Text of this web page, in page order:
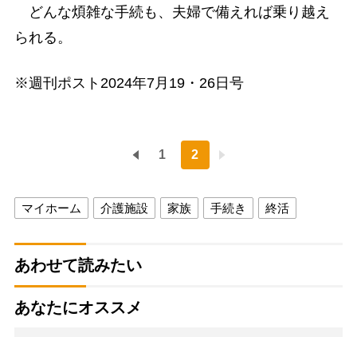
どんな煩雑な手続も、夫婦で備えれば乗り越え
られる。
※週刊ポスト2024年7月19・26日号
1 2
マイホーム 介護施設 家族 手続き 終活
あわせて読みたい
あなたにオススメ